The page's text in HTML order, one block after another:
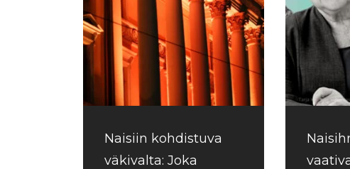
Naisiin kohdistuva
väkivalta: Joka